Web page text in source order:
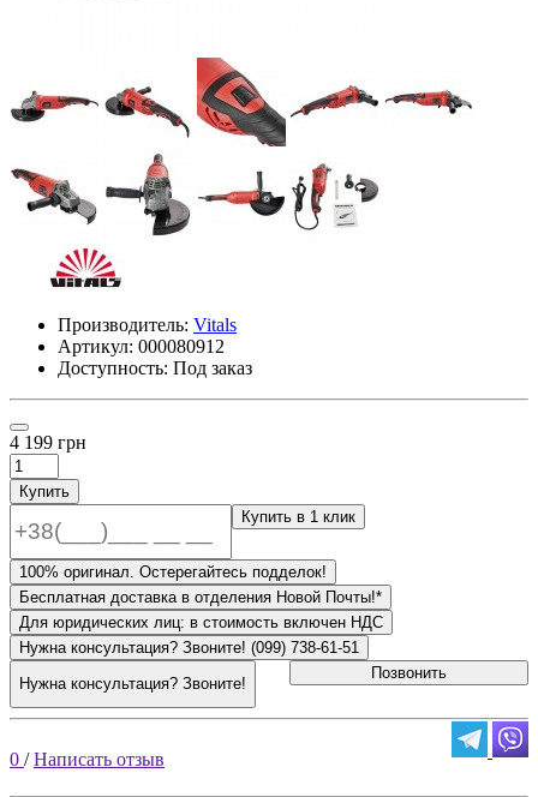
Производитель: Vitals
Артикул: 000080912
Доступность: Под заказ
4 199 грн
Купить
Купить в 1 клик
100% оригинал. Остерегайтесь подделок!
Бесплатная доставка в отделения Новой Почты!*
Для юридических лиц: в стоимость включен НДС
Нужна консультация? Звоните! (099) 738-61-51
Нужна консультация? Звоните!
Позвонить
0 /Написать отзыв